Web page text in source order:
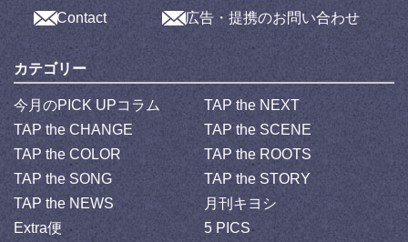
Contact 広告・提携のお問い合わせ
カテゴリー
今月のPICK UPコラム
TAP the NEXT
TAP the CHANGE
TAP the SCENE
TAP the COLOR
TAP the ROOTS
TAP the SONG
TAP the STORY
TAP the NEWS
月刊キヨシ
Extra便
5 PICS